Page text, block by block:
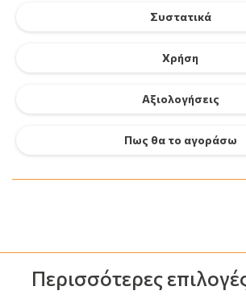
Συστατικά
Χρήση
Αξιολογήσεις
Πως θα το αγοράσω
Περισσότερες